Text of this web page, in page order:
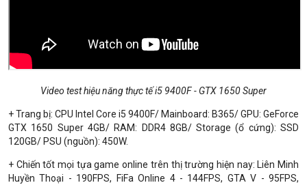
Video test hiệu năng thực tế i5 9400F - GTX 1650 Super
+ Trang bị: CPU Intel Core i5 9400F/ Mainboard: B365/ GPU: GeForce
GTX 1650 Super 4GB/ RAM: DDR4 8GB/ Storage (ổ cứng): SSD
120GB/ PSU (nguồn): 450W.
+ Chiến tốt mọi tựa game online trên thị trường hiện nay: Liên Minh
Huyền Thoại - 190FPS, FiFa Online 4 - 144FPS, GTA V - 95FPS,